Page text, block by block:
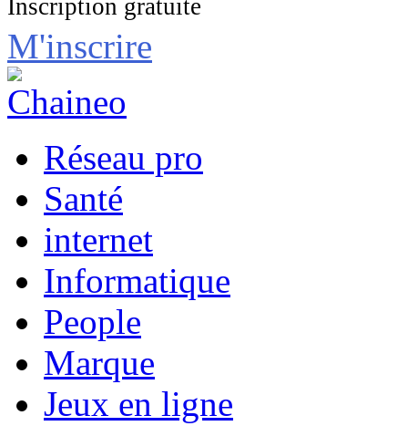
Inscription gratuite
M'inscrire
Réseau pro
Santé
internet
Informatique
People
Marque
Jeux en ligne